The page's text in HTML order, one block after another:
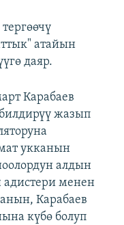
атайын
даяр.
Карабаев
жазып
укканын
алдын
адистери менен
Карабаев
күбө болуп